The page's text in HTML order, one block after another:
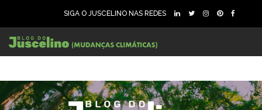
SIGA O JUSCELINO NAS REDES